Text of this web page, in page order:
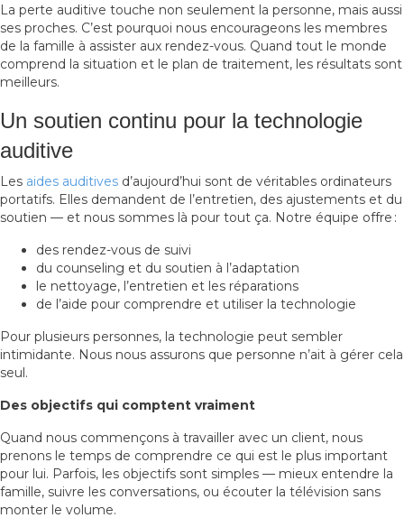
La perte auditive touche non seulement la personne, mais aussi
ses proches. C’est pourquoi nous encourageons les membres
de la famille à assister aux rendez-vous. Quand tout le monde
comprend la situation et le plan de traitement, les résultats sont
meilleurs.
Un soutien continu pour la technologie
auditive
Les aides auditives d’aujourd’hui sont de véritables ordinateurs
portatifs. Elles demandent de l’entretien, des ajustements et du
soutien — et nous sommes là pour tout ça. Notre équipe offre :
des rendez-vous de suivi
du counseling et du soutien à l’adaptation
le nettoyage, l’entretien et les réparations
de l’aide pour comprendre et utiliser la technologie
Pour plusieurs personnes, la technologie peut sembler
intimidante. Nous nous assurons que personne n’ait à gérer cela
seul.
Des objectifs qui comptent vraiment
Quand nous commençons à travailler avec un client, nous
prenons le temps de comprendre ce qui est le plus important
pour lui. Parfois, les objectifs sont simples — mieux entendre la
famille, suivre les conversations, ou écouter la télévision sans
monter le volume.